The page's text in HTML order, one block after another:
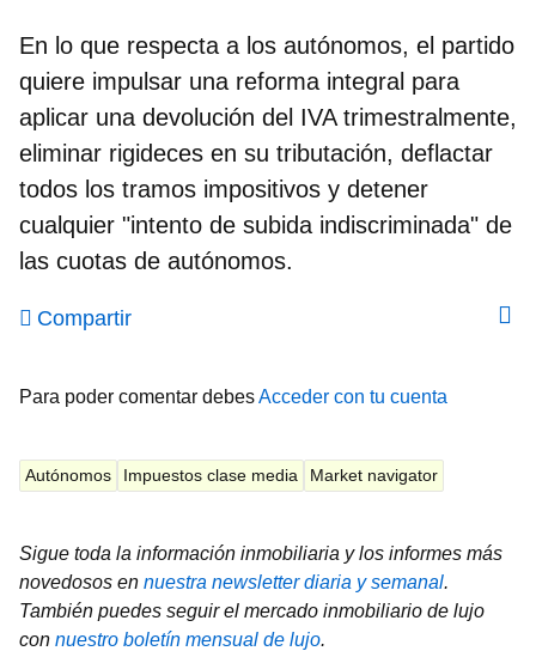
En lo que respecta a los autónomos, el partido
quiere impulsar una reforma integral para
aplicar una devolución del IVA trimestralmente,
eliminar rigideces en su tributación, deflactar
todos los tramos impositivos y detener
cualquier "intento de subida indiscriminada" de
las cuotas de autónomos.
Compartir
Para poder comentar debesAcceder con tu cuenta
Autónomos Impuestos clase media Market navigator
Sigue toda la información inmobiliaria y los informes más
novedosos en nuestra newsletter diaria y semanal.
También puedes seguir el mercado inmobiliario de lujo
con nuestro boletín mensual de lujo.